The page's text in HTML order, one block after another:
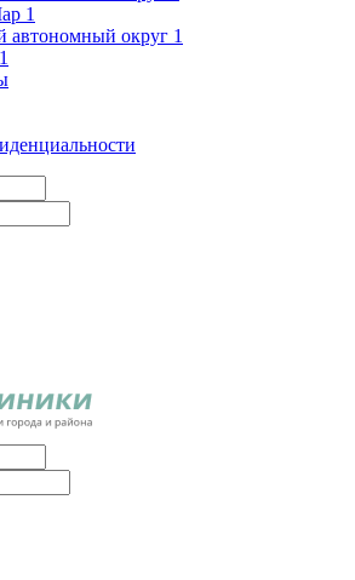
1
автономный округ 1
1
города и района